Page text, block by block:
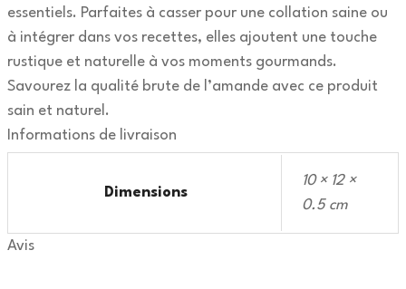
essentiels. Parfaites à casser pour une collation saine ou
à intégrer dans vos recettes, elles ajoutent une touche
rustique et naturelle à vos moments gourmands.
Savourez la qualité brute de l’amande avec ce produit
sain et naturel.
Informations de livraison
Dimensions
10 × 12 ×
0.5 cm
Avis